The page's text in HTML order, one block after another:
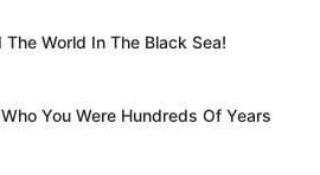
World In The Black Sea!
You Were Hundreds Of Years